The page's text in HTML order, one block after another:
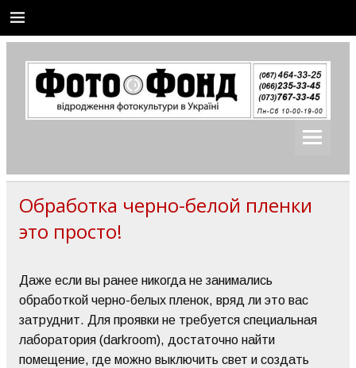
to
Фотопослуги для фотоаматорів та професіоналів
Обработка черно-белой пленки
это просто!
Даже если вы ранее никогда не занимались
обработкой черно-белых пленок, вряд ли это вас
затруднит. Для проявки не требуется специальная
лаборатория (darkroom), достаточно найти
помещение, где можно выключить свет и создать